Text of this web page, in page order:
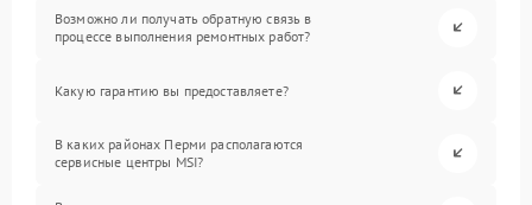
Возможно ли получать обратную связь в
процессе выполнения ремонтных работ?
Какую гарантию вы предоставляете?
В каких районах Перми располагаются
сервисные центры MSI?